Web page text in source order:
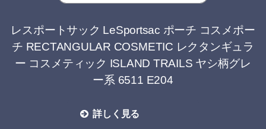
レスポートサック LeSportsac ポーチ コスメポー
チ RECTANGULAR COSMETIC レクタンギュラ
ー コスメティック ISLAND TRAILS ヤシ柄グレ
ー系 6511 E204
詳しく見る